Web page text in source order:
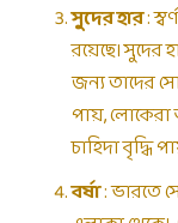
সুদের হার:
রয়েছে। সুদের
জন্য তাদের
পায়,
চাহিদা বৃদ্ধি
বর্ষা: ভারতে